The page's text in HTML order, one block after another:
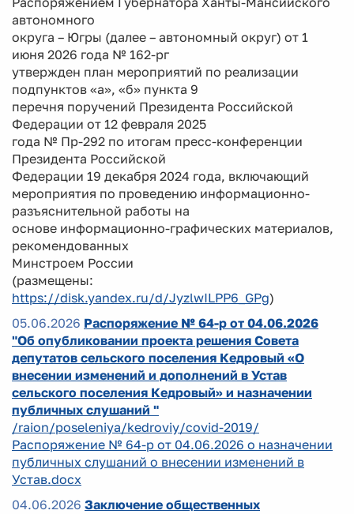
автономного
округа – Югры (далее – автономный округ) от 1
июня 2026 года № 162-рг
утвержден план мероприятий по реализации
подпунктов «а», «б» пункта 9
перечня поручений Президента Российской
Федерации от 12 февраля 2025
года № Пр-292 по итогам пресс-конференции
Президента Российской
Федерации 19 декабря 2024 года, включающий
мероприятия по проведению информационно-
разъяснительной работы на
основе информационно-графических материалов,
рекомендованных
Минстроем России
(размещены:
https://disk.yandex.ru/d/JyzlwILPP6_GPg)
05.06.2026 Распоряжение № 64-р от 04.06.2026
"Об опубликовании проекта решения Совета
депутатов сельского поселения Кедровый «О
внесении изменений и дополнений в Устав
сельского поселения Кедровый» и назначении
публичных слушаний "
/raion/poseleniya/kedroviy/covid-2019/
Распоряжение № 64-р от 04.06.2026 о назначении
публичных слушаний о внесении изменений в
Устав.docx
04.06.2026 Заключение общественных